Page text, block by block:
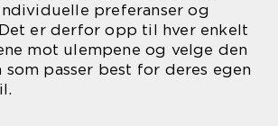
preferanser og
er derfor opp til hver enkelt
mot ulempene og velge den
passer best for deres egen